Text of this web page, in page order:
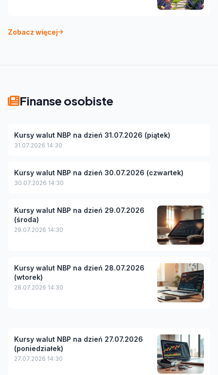
Zobacz więcej
Finanse osobiste
Kursy walut NBP na dzień 31.07.2026 (piątek)
31.07.2026 14:30
Kursy walut NBP na dzień 30.07.2026 (czwartek)
30.07.2026 14:30
Kursy walut NBP na dzień 29.07.2026
(środa)
29.07.2026 14:30
Kursy walut NBP na dzień 28.07.2026
(wtorek)
28.07.2026 14:30
Kursy walut NBP na dzień 27.07.2026
(poniedziałek)
27.07.2026 14:30